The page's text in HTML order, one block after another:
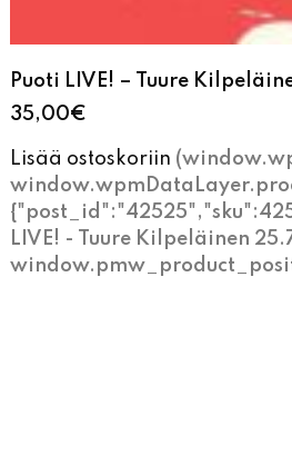
Puoti LIVE! – Tuure
35,00€
Lisää ostoskoriin
LIVE! - Tuure Kilpeläinen